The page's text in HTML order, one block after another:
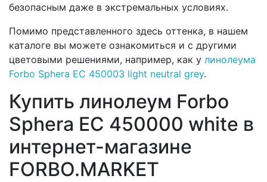
безопасным даже в экстремальных условиях.
Помимо представленного здесь оттенка, в нашем
каталоге вы можете ознакомиться и с другими
цветовыми решениями, например, как у линолеума
Forbo Sphera EC 450003 light neutral grey.
Купить линолеум Forbo
Sphera EC 450000 white в
интернет-магазине
FORBO.MARKET